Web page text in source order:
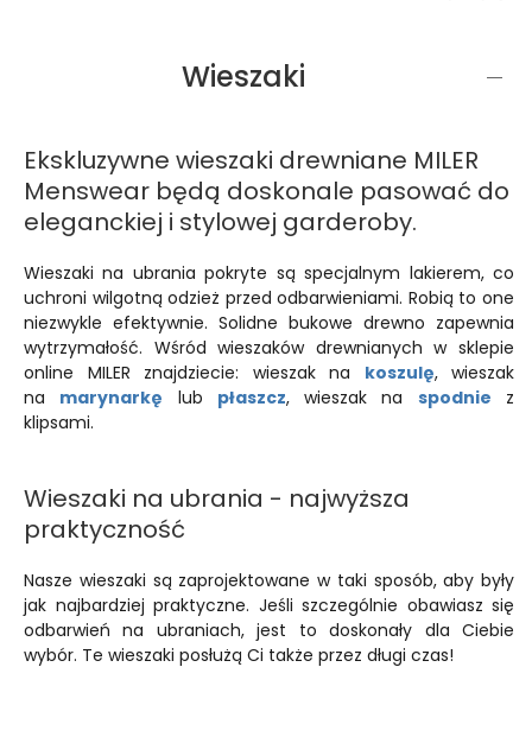
Wieszaki
Ekskluzywne wieszaki drewniane MILER
Menswear będą doskonale pasować do
eleganckiej i stylowej garderoby.
Wieszaki na ubrania pokryte są specjalnym lakierem, co
uchroni wilgotną odzież przed odbarwieniami. Robią to one
niezwykle efektywnie. Solidne bukowe drewno zapewnia
wytrzymałość. Wśród wieszaków drewnianych w sklepie
online MILER znajdziecie: wieszak na koszulę, wieszak
na marynarkę lub płaszcz, wieszak na spodnie z
klipsami.
Wieszaki na ubrania - najwyższa
praktyczność
Nasze wieszaki są zaprojektowane w taki sposób, aby były
jak najbardziej praktyczne. Jeśli szczególnie obawiasz się
odbarwień na ubraniach, jest to doskonały dla Ciebie
wybór. Te wieszaki posłużą Ci także przez długi czas!